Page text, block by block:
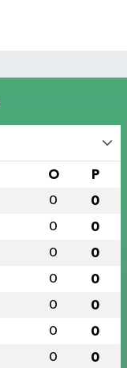
O P
0 0
0 0
0 0
0 0
0 0
0 0
0 0